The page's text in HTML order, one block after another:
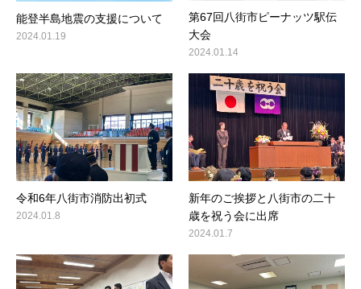
能登半島地震の支援について
2024.01.19
第67回八街市ピーナッツ駅伝
大会
2024.01.14
令和6年八街市消防出初式
2024.01.8
新年のご挨拶と八街市の二十
歳を祝う会に出席
2024.01.7